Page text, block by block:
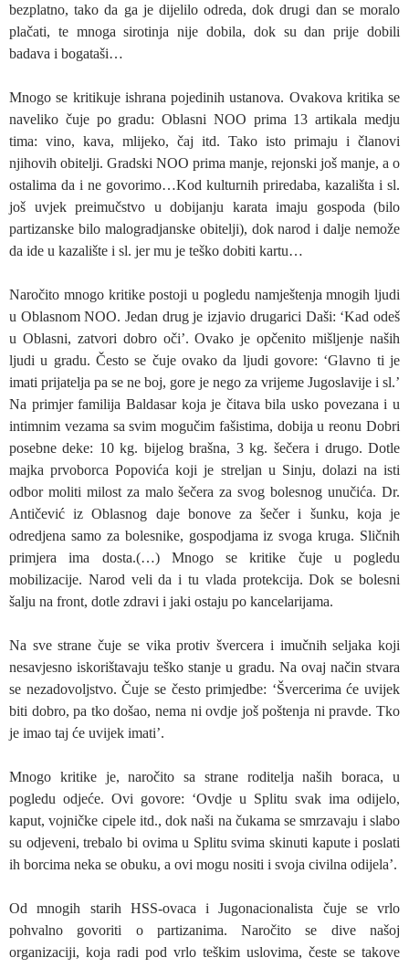
bezplatno, tako da ga je dijelilo odreda, dok drugi dan se moralo
plačati, te mnoga sirotinja nije dobila, dok su dan prije dobili
badava i bogataši…
Mnogo se kritikuje ishrana pojedinih ustanova. Ovakova kritika se
naveliko čuje po gradu: Oblasni NOO prima 13 artikala medju
tima: vino, kava, mlijeko, čaj itd. Tako isto primaju i članovi
njihovih obitelji. Gradski NOO prima manje, rejonski još manje, a o
ostalima da i ne govorimo…Kod kulturnih priredaba, kazališta i sl.
još uvjek preimučstvo u dobijanju karata imaju gospoda (bilo
partizanske bilo malogradjanske obitelji), dok narod i dalje nemože
da ide u kazalište i sl. jer mu je teško dobiti kartu…
Naročito mnogo kritike postoji u pogledu namještenja mnogih ljudi
u Oblasnom NOO. Jedan drug je izjavio drugarici Daši: ‘Kad odeš
u Oblasni, zatvori dobro oči’. Ovako je opčenito mišljenje naših
ljudi u gradu. Često se čuje ovako da ljudi govore: ‘Glavno ti je
imati prijatelja pa se ne boj, gore je nego za vrijeme Jugoslavije i sl.’
Na primjer familija Baldasar koja je čitava bila usko povezana i u
intimnim vezama sa svim mogučim fašistima, dobija u reonu Dobri
posebne deke: 10 kg. bijelog brašna, 3 kg. šečera i drugo. Dotle
majka prvoborca Popovića koji je streljan u Sinju, dolazi na isti
odbor moliti milost za malo šečera za svog bolesnog unučića. Dr.
Antičević iz Oblasnog daje bonove za šečer i šunku, koja je
odredjena samo za bolesnike, gospodjama iz svoga kruga. Sličnih
primjera ima dosta.(…) Mnogo se kritike čuje u pogledu
mobilizacije. Narod veli da i tu vlada protekcija. Dok se bolesni
šalju na front, dotle zdravi i jaki ostaju po kancelarijama.
Na sve strane čuje se vika protiv švercera i imučnih seljaka koji
nesavjesno iskorištavaju teško stanje u gradu. Na ovaj način stvara
se nezadovoljstvo. Čuje se često primjedbe: ‘Švercerima će uvijek
biti dobro, pa tko došao, nema ni ovdje još poštenja ni pravde. Tko
je imao taj će uvijek imati’.
Mnogo kritike je, naročito sa strane roditelja naših boraca, u
pogledu odjeće. Ovi govore: ‘Ovdje u Splitu svak ima odijelo,
kaput, vojničke cipele itd., dok naši na čukama se smrzavaju i slabo
su odjeveni, trebalo bi ovima u Splitu svima skinuti kapute i poslati
ih borcima neka se obuku, a ovi mogu nositi i svoja civilna odijela’.
Od mnogih starih HSS-ovaca i Jugonacionalista čuje se vrlo
pohvalno govoriti o partizanima. Naročito se dive našoj
organizaciji, koja radi pod vrlo teškim uslovima, česte se takove